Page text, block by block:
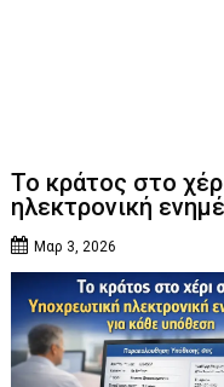
Το κράτος στο
ηλεκτρονική
Μαρ 3, 2026